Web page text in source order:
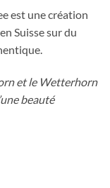
est une création
Suisse sur du
et le Wetterhorn
beauté